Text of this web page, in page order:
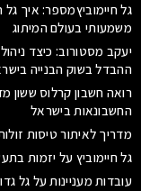
גל חיימוביץמספר: איך גל
משמעותי בעולם המיתוג
יעקב מסטורוב: כיצד
ההבדל בשוק הבנייה
רואה חשבון קרלוס ששון
החשבונאות בישראל
מדריך לאיתור טיסות
גל חיימוביץ על יזמות
עובדות מעניינות על גל